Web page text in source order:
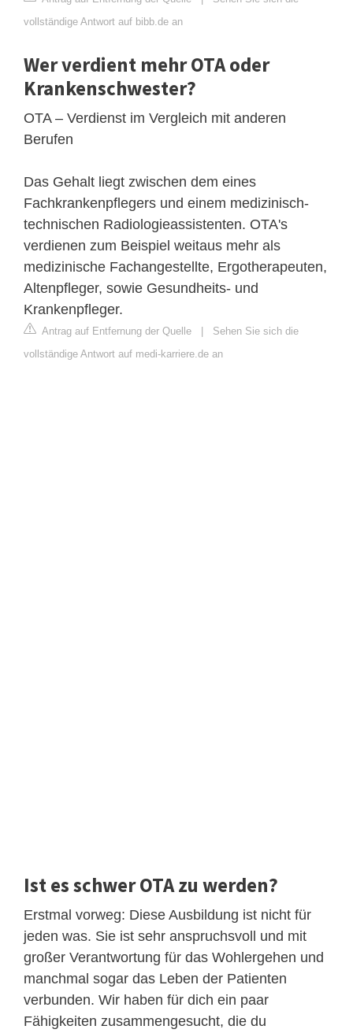
vollständige Antwort auf bibb.de an
Wer verdient mehr OTA oder
Krankenschwester?
OTA – Verdienst im Vergleich mit anderen
Berufen
Das Gehalt liegt zwischen dem eines
Fachkrankenpflegers und einem medizinisch-
technischen Radiologieassistenten. OTA's
verdienen zum Beispiel weitaus mehr als
medizinische Fachangestellte, Ergotherapeuten,
Altenpfleger, sowie Gesundheits- und
Krankenpfleger.
Antrag auf Entfernung der Quelle | Sehen Sie sich die
vollständige Antwort auf medi-karriere.de an
Ist es schwer OTA zu werden?
Erstmal vorweg: Diese Ausbildung ist nicht für
jeden was. Sie ist sehr anspruchsvoll und mit
großer Verantwortung für das Wohlergehen und
manchmal sogar das Leben der Patienten
verbunden. Wir haben für dich ein paar
Fähigkeiten zusammengesucht, die du